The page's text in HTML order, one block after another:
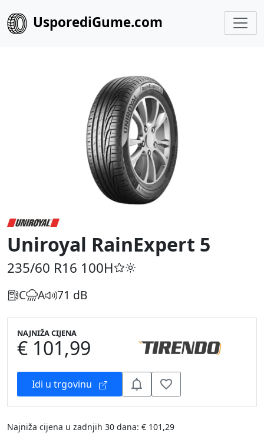
UsporediGume.com
Uniroyal RainExpert 5
235/60 R16 100H
C A 71 dB
NAJNIŽA CIJENA
€ 101,99
Idi u trgovinu
Najniža cijena u zadnjih 30 dana: € 101,29